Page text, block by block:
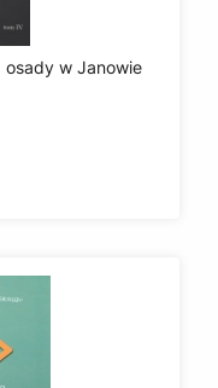
w Janowie